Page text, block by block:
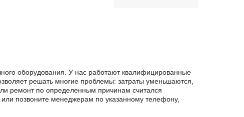
оборудования. У нас работают квалифицированные
решать многие проблемы: затраты уменьшаются,
ремонт по определенным причинам считался
позвоните менеджерам по указанному телефону,